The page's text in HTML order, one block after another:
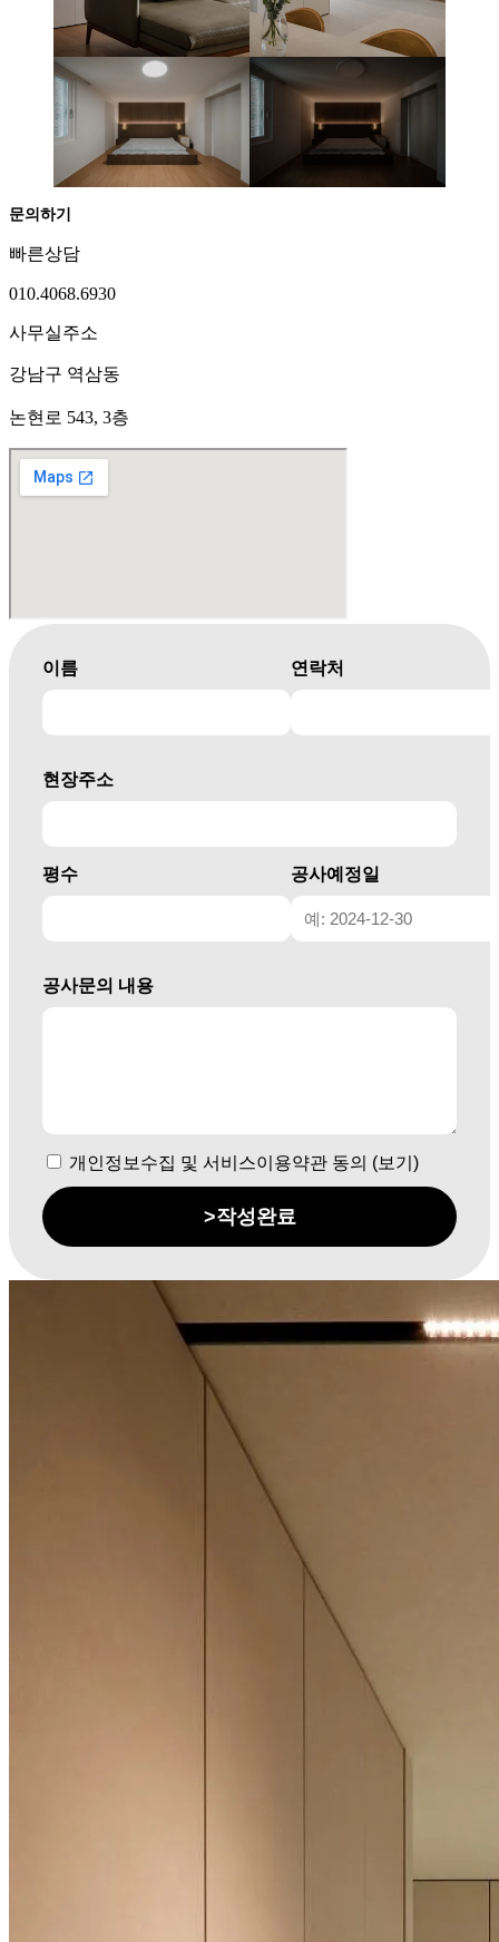
문의하기
빠른상담
010.4068.6930
사무실주소
강남구 역삼동
논현로 543, 3층
이름 연락처
현장주소
평수 공사예정일
공사문의 내용
개인정보수집 및 서비스이용약관 동의 (보기)
>작성완료